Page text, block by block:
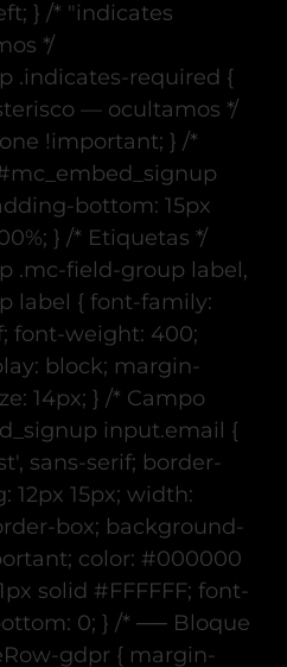
} /* "indicates
*/
.indicates-required {
— ocultamos */
!important; } /*
bottom: 15px
} /* Etiquetas */
.mc-field-group label,
label { font-family:
font-weight: 400;
block; margin-
14px; } /* Campo
input.email {
sans-serif; border-
12px 15px; width:
box; background-
color: #000000
solid #FFFFFF; font-
0; } /* ── Bloque
gdpr { margin-